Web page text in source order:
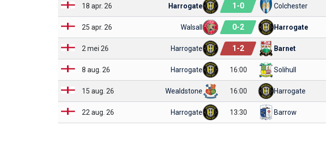
18 apr. 26 Harrogate 1-0 Colchester
25 apr. 26 Walsall 0-2 Harrogate
2 mei 26 Harrogate 1-2 Barnet
8 aug. 26 Harrogate 16:00 Solihull
15 aug. 26 Wealdstone 16:00 Harrogate
22 aug. 26 Harrogate 13:30 Barrow